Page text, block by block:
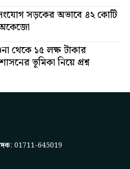
সড়কের অভাবে ৪২ কোটি
থেকে ১৫ লক্ষ টাকার
ভূমিকা নিয়ে প্রশ্ন
: 01711-645019